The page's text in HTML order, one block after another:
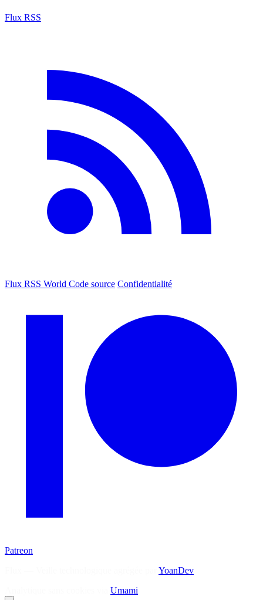
Flux RSS
Flux RSS World Code source Confidentialité
Patreon
YoanDev
Umami